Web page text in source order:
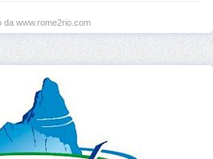
da www.rome2rio.com